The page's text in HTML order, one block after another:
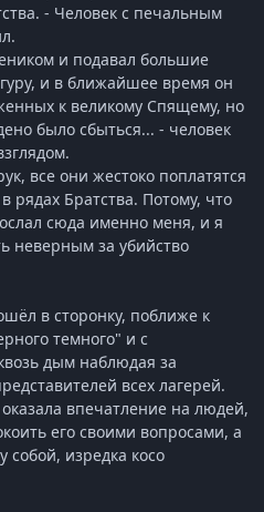
- Человек с печальным
и подавал большие
и в ближайшее время он
к великому Спящему, но
было сбыться... - человек
все они жестоко поплатятся
рядах Братства. Потому, что
сюда именно меня, и я
неверным за убийство
в сторонку, поближе к
темного" и с
дым наблюдая за
всех лагерей.
впечатление на людей,
его своими вопросами, а
изредка косо